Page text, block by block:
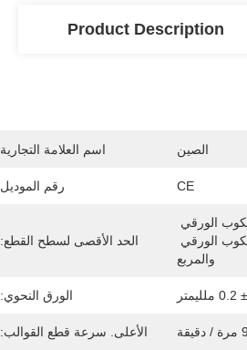
Product Description
الصين اسم العلامة التجارية
CE رقم الموديل
والمربع
الحد الأقصى لسطح القطع:
± 0.2 ملليمتر الورق النحوي:
الأعلى. سرعة قطع القوالب: